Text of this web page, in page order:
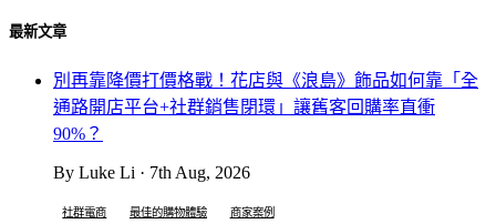
最新文章
別再靠降價打價格戰！花店與《浪島》飾品如何靠「全
通路開店平台+社群銷售閉環」讓舊客回購率直衝
90%？
By Luke Li · 7th Aug, 2026
社群電商 最佳的購物體驗 商家案例